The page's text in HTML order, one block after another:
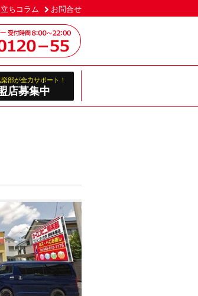
ちコラム お問合せ
部が全力サポート！
店募集中